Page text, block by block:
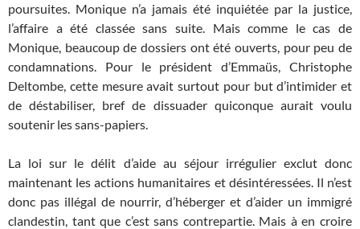
poursuites. Monique n’a jamais été inquiétée par la justice,
l’affaire a été classée sans suite. Mais comme le cas de
Monique, beaucoup de dossiers ont été ouverts, pour peu de
condamnations. Pour le président d’Emmaüs, Christophe
Deltombe, cette mesure avait surtout pour but d’intimider et
de déstabiliser, bref de dissuader quiconque aurait voulu
soutenir les sans-papiers.
La loi sur le délit d’aide au séjour irrégulier exclut donc
maintenant les actions humanitaires et désintéressées. Il n’est
donc pas illégal de nourrir, d’héberger et d’aider un immigré
clandestin, tant que c’est sans contrepartie. Mais à en croire